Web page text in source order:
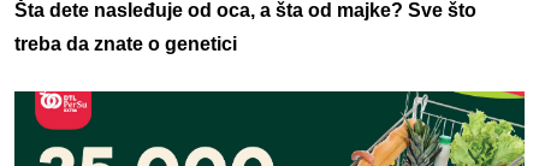
Šta dete nasleđuje od oca, a šta od majke? Sve što
treba da znate o genetici